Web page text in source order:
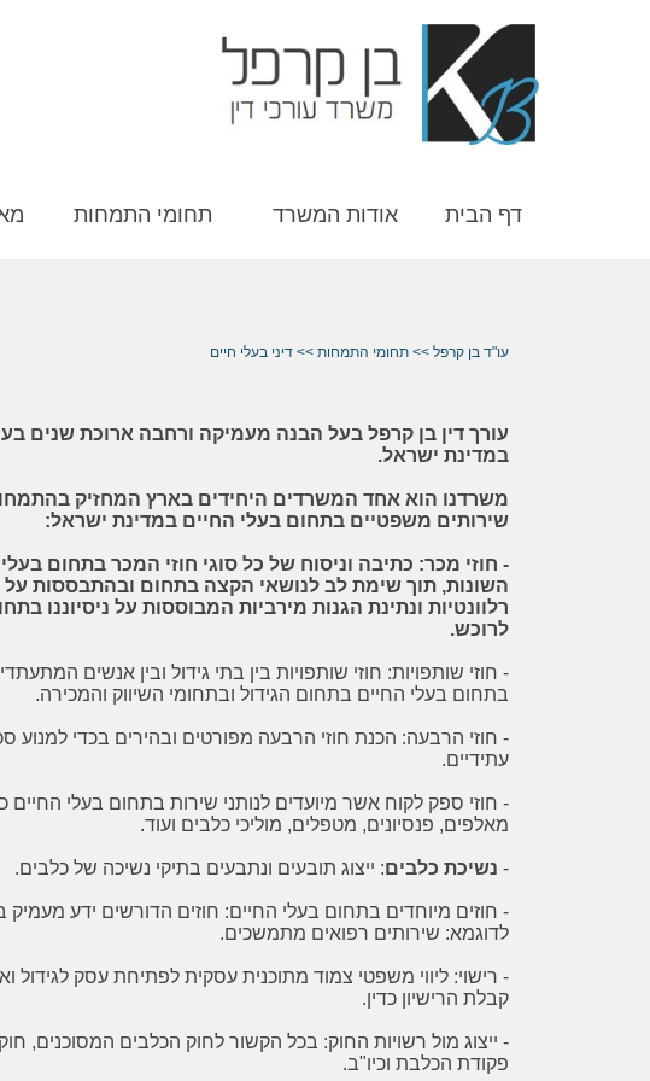
דף הבית אודות המשרד תחומי התמחות
עו"ד בן קרפל >> תחומי התמחות >> דיני בעלי חיים
עורך דין בן קרפל בעל הבנה מעמיקה ורחבה ארוכת שנים
במדינת ישראל.
משרדנו הוא אחד המשרדים היחידים בארץ המחזיק
שירותים משפטיים בתחום בעלי החיים במדינת ישראל:
- חוזי מכר: כתיבה וניסוח של כל סוגי חוזי המכר בתחום
השונות, תוך שימת לב לנושאי הקצה בתחום ובהתבססות על
רלוונטיות ונתינת הגנות מירביות המבוססות על ניסיוננו
לרוכש.
- חוזי שותפויות: חוזי שותפויות בין בתי גידול ובין אנשים
בתחום בעלי החיים בתחום הגידול ובתחומי השיווק והמכירה.
- חוזי הרבעה: הכנת חוזי הרבעה מפורטים ובהירים בכדי למנוע
עתידיים.
- חוזי ספק לקוח אשר מיועדים לנותני שירות בתחום בעלי החיים
מאלפים, פנסיונים, מטפלים, מוליכי כלבים ועוד.
- נשיכת כלבים: ייצוג תובעים ונתבעים בתיקי נשיכה של כלבים.
- חוזים מיוחדים בתחום בעלי החיים: חוזים הדורשים ידע מעמיק
לדוגמא: שירותים רפואים מתמשכים.
- רישוי: ליווי משפטי צמוד מתוכנית עסקית לפתיחת עסק לגידול
קבלת הרישיון כדין.
- ייצוג מול רשויות החוק: בכל הקשור לחוק הכלבים המסוכנים,
פקודת הכלבת וכיו"ב.
sharon
בעקבות מחלוקת שלא הצלחתי לפתור בדרכי
Lee Mathias